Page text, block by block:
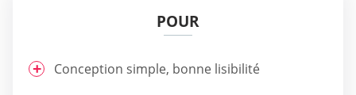
POUR
Conception simple, bonne lisibilité